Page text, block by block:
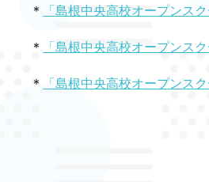
＊ 「島根中央高校オープンス
＊ 「島根中央高校オープンス
＊ 「島根中央高校オープンス